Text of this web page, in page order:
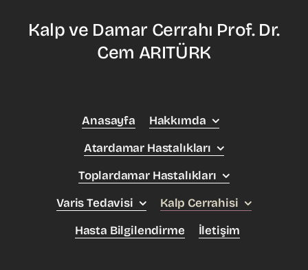
Kalp ve Damar Cerrahı Prof. Dr.
Cem ARITÜRK
Anasayfa
Hakkımda
Atardamar Hastalıkları
Toplardamar Hastalıkları
Varis Tedavisi
Kalp Cerrahisi
Hasta Bilgilendirme
İletişim